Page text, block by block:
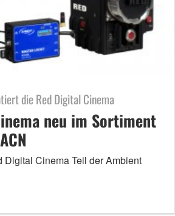
die Red Digital Cinema
neu im Sortiment
Digital Cinema Teil der Ambient